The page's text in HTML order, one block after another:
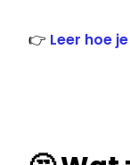
👉 Leer hoe